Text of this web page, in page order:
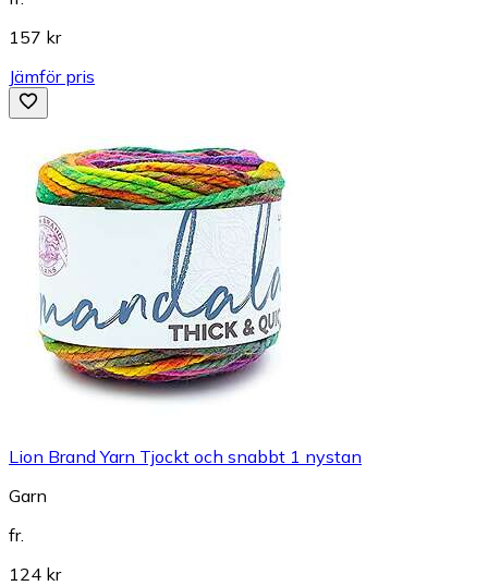
157 kr
Jämför pris
Lion Brand Yarn Tjockt och snabbt 1 nystan
Garn
fr.
124 kr